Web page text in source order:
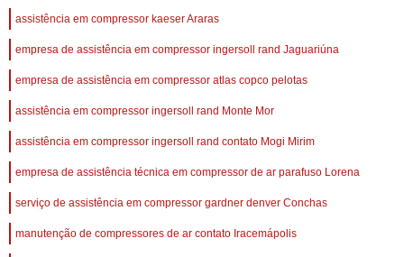
assistência em compressor kaeser Araras
empresa de assistência em compressor ingersoll rand Jaguariúna
empresa de assistência em compressor atlas copco pelotas
assistência em compressor ingersoll rand Monte Mor
assistência em compressor ingersoll rand contato Mogi Mirim
empresa de assistência técnica em compressor de ar parafuso Lorena
serviço de assistência em compressor gardner denver Conchas
manutenção de compressores de ar contato Iracemápolis